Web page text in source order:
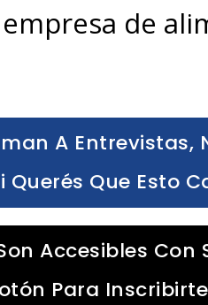
de
A Entrevistas,
Querés Que Esto
Accesibles Con
Para